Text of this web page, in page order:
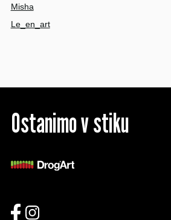
Misha
Le_en_art
Ostanimo v stiku